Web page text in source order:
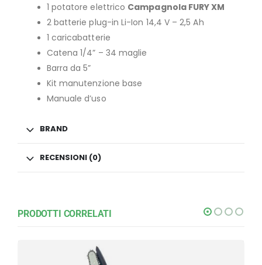
1 potatore elettrico Campagnola FURY XM
2 batterie plug-in Li-Ion 14,4 V – 2,5 Ah
1 caricabatterie
Catena 1/4” – 34 maglie
Barra da 5”
Kit manutenzione base
Manuale d’uso
BRAND
RECENSIONI (0)
PRODOTTI CORRELATI